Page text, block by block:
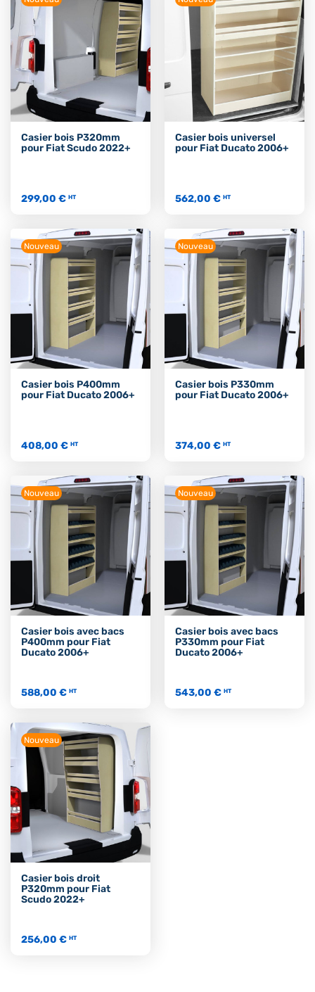
Casier bois P320mm
pour Fiat Scudo 2022+
299,00 € HT
Casier bois universel
pour Fiat Ducato 2006+
562,00 € HT
Nouveau
Casier bois P400mm
pour Fiat Ducato 2006+
408,00 € HT
Nouveau
Casier bois P330mm
pour Fiat Ducato 2006+
374,00 € HT
Nouveau
Casier bois avec bacs
P400mm pour Fiat
Ducato 2006+
588,00 € HT
Nouveau
Casier bois avec bacs
P330mm pour Fiat
Ducato 2006+
543,00 € HT
Nouveau
Casier bois droit
P320mm pour Fiat
Scudo 2022+
256,00 € HT